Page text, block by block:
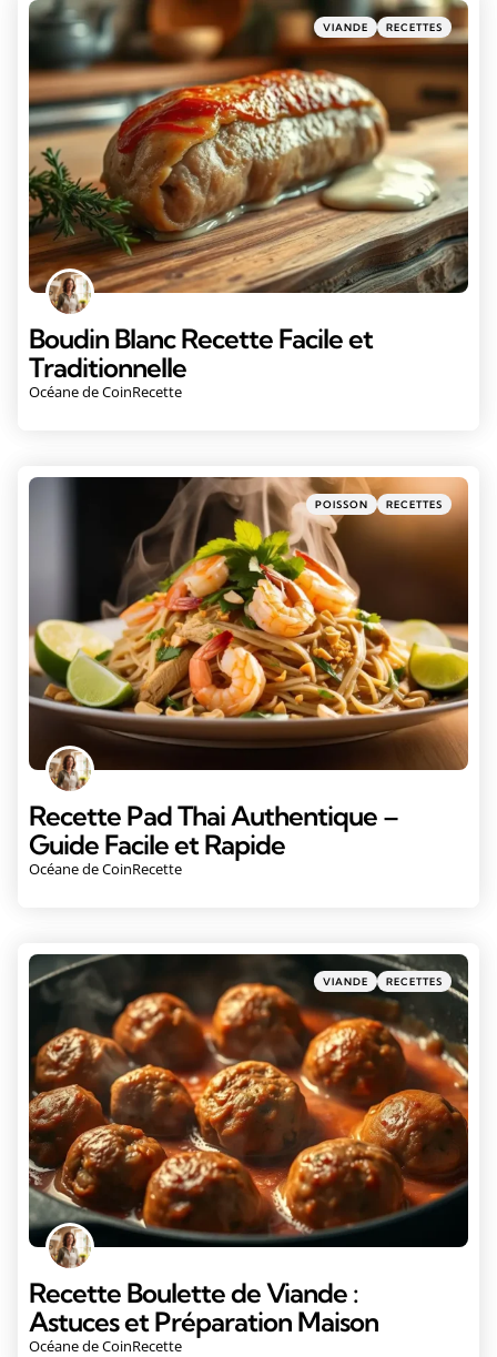
VIANDE RECETTES
Boudin Blanc Recette Facile et
Traditionnelle
Océane de CoinRecette
POISSON RECETTES
Recette Pad Thai Authentique –
Guide Facile et Rapide
Océane de CoinRecette
VIANDE RECETTES
Recette Boulette de Viande :
Astuces et Préparation Maison
Océane de CoinRecette